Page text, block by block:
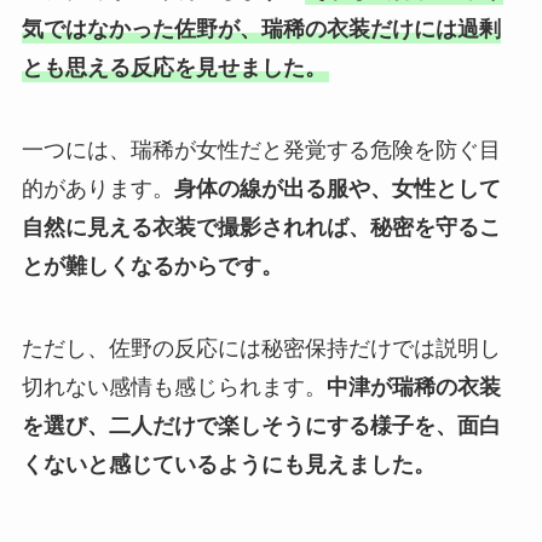
気ではなかった佐野が、瑞稀の衣装だけには過剰
とも思える反応を見せました。
一つには、瑞稀が女性だと発覚する危険を防ぐ目
的があります。 身体の線が出る服や、女性として
自然に見える衣装で撮影されれば、秘密を守るこ
とが難しくなるからです。
ただし、佐野の反応には秘密保持だけでは説明し
切れない感情も感じられます。 中津が瑞稀の衣装
を選び、二人だけで楽しそうにする様子を、面白
くないと感じているようにも見えました。